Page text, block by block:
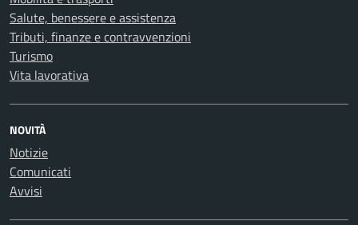
Salute, benessere e assistenza
Tributi, finanze e contravvenzioni
Turismo
Vita lavorativa
NOVITÀ
Notizie
Comunicati
Avvisi